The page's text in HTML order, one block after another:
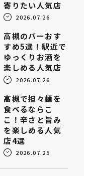
寄りたい人気店
2026.07.26
高槻のバーおす
すめ5選！駅近で
ゆっくりお酒を
楽しめる人気店
2026.07.26
高槻で担々麺を
食べるならこ
こ！辛さと旨み
を楽しめる人気
店4選
2026.07.25